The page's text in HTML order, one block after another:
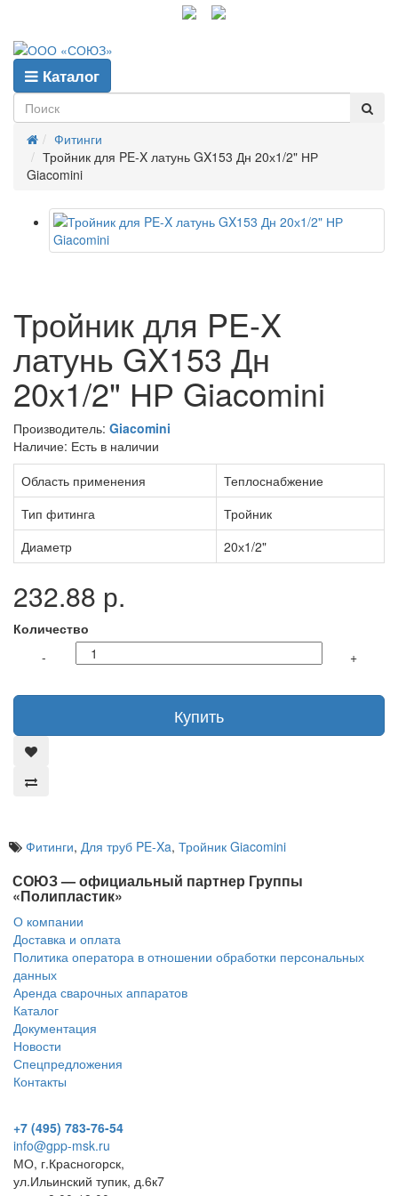
Каталог
Фитинги
Тройник для PE-X латунь GX153 Дн 20х1/2" НР
Giacomini
Тройник для PE-X
латунь GX153 Дн
20х1/2" НР Giacomini
Производитель: Giacomini
Наличие: Есть в наличии
Область применения
Теплоснабжение
Тип фитинга
Тройник
Диаметр
20х1/2"
232.88 р.
Количество
-
+
Купить
Фитинги, Для труб PE-Xa, Тройник Giacomini
СОЮЗ — официальный партнер Группы
«Полипластик»
О компании
Доставка и оплата
Политика оператора в отношении обработки персональных
данных
Аренда сварочных аппаратов
Каталог
Документация
Новости
Спецпредложения
Контакты
+7 (495) 783-76-54
info@gpp-msk.ru
МО, г.Красногорск,
ул.Ильинский тупик, д.6к7